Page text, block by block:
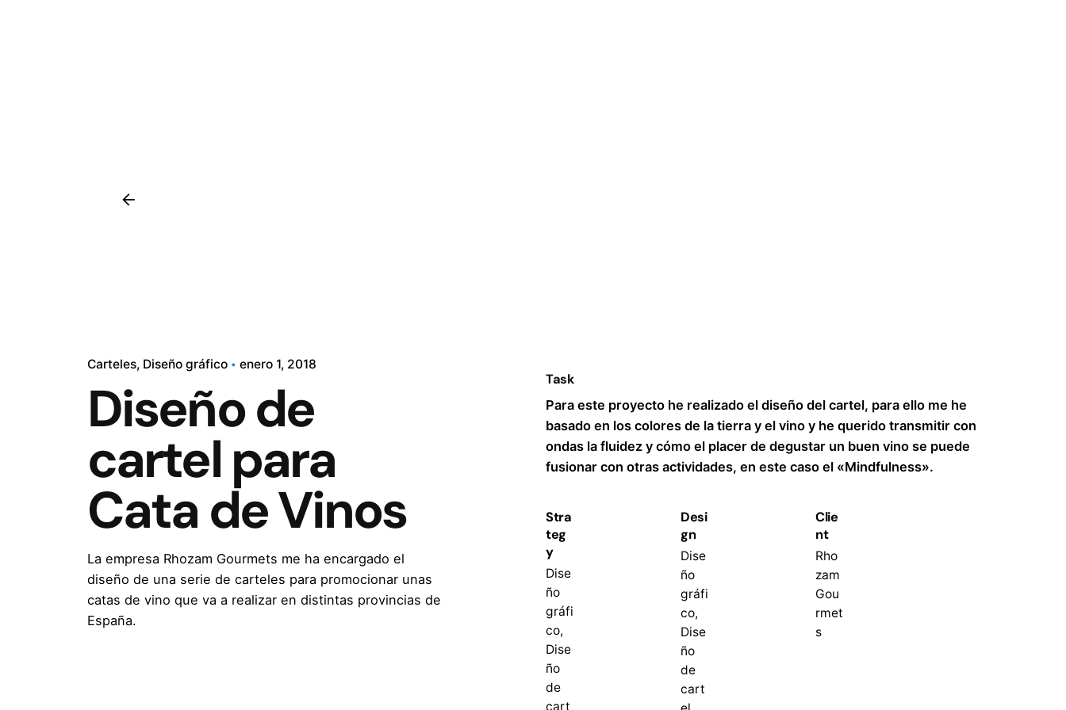
Carteles Diseño gráfico enero 1, 2018
Diseño de
cartel para
Cata de Vinos
La empresa Rhozam Gourmets me ha encargado el
diseño de una serie de carteles para promocionar unas
catas de vino que va a realizar en distintas provincias de
España.
Task
Para este proyecto he realizado el diseño del cartel, para ello me he
basado en los colores de la tierra y el vino y he querido transmitir con
ondas la fluidez y cómo el placer de degustar un buen vino se puede
fusionar con otras actividades, en este caso el «Mindfulness».
Stra
teg
y
Dise
ño
gráfi
co,
Dise
ño
de
cart
Desi
gn
Dise
ño
gráfi
co,
Dise
ño
de
cart
Clie
nt
Rho
zam
Gou
rmet
s